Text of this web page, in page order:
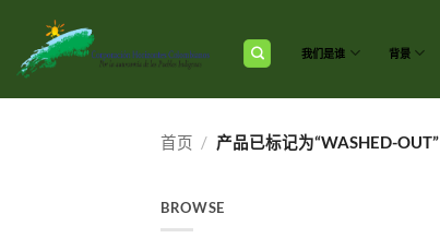
我们是谁 背景
首页 / 产品已标记为“WASHED-OUT”
BROWSE